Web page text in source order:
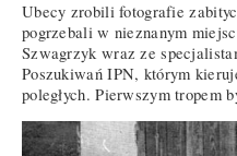
Ubecy zrobili fotografie
pogrzebali w nieznanym
Szwagrzyk wraz ze
Poszukiwań IPN, którym
poległych. Pierwszym tropem